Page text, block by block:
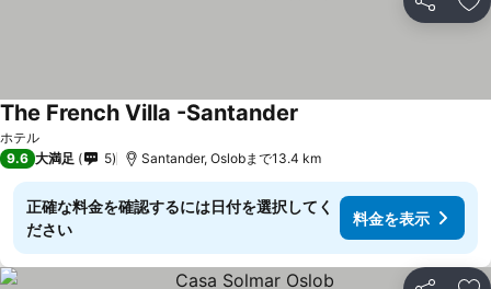
シェア お
ホテル
The French Villa -Santander
9.6 大満足 5 Santander, Oslobまで13.4 km
正確な料金を確認するには日付を選択してく
ださい
料金を表示